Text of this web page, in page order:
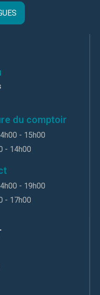
du comptoir
- 15h00
- 14h00
- 19h00
- 17h00